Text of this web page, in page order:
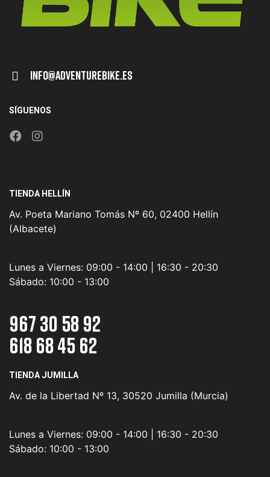
Info@adventurebike.es
SÍGUENOS
TIENDA HELLÍN
Av. Poeta Mariano Tomás Nº 60, 02400 Hellín
(Albacete)
Lunes a Viernes: 09:00 - 14:00 | 16:30 - 20:30
Sábado: 10:00 - 13:00
967 30 58 92
618 68 45 62
TIENDA JUMILLA
Av. de la Libertad Nº 13, 30520 Jumilla (Murcia)
Lunes a Viernes: 09:00 - 14:00 | 16:30 - 20:30
Sábado: 10:00 - 13:00